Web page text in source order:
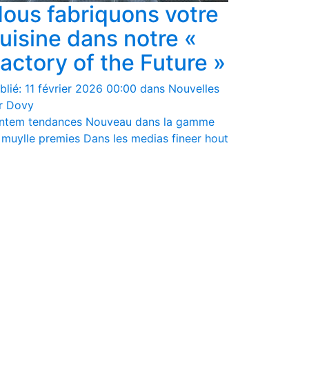
fabriquons votre
dans notre «
of the Future »
11 février 2026 00:00 dans Nouvelles
Dovy
tendances Nouveau dans la gamme
premies Dans les medias fineer hout